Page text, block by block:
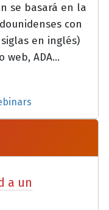
se basará en la
con
siglas en inglés)
ADA...
a un